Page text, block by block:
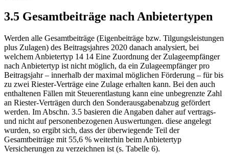
3.5 Gesamtbeiträge nach Anbietertypen
Werden alle Gesamtbeiträge (Eigenbeiträge bzw. Tilgungsleistungen
plus Zulagen) des Beitragsjahres 2020 danach analysiert, bei
welchem Anbietertyp 14 14 Eine Zuordnung der Zulageempfänger
nach Anbietertyp ist nicht möglich, da ein Zulageempfänger pro
Beitragsjahr – innerhalb der maximal möglichen Förderung – für bis
zu zwei Riester-Verträge eine Zulage erhalten kann. Bei den auch
enthaltenen Fällen mit Steuerentlastung kann eine unbegrenzte Zahl
an Riester-Verträgen durch den Sonderausgabenabzug gefördert
werden. Im Abschn. 3.5 basieren die Angaben daher auf vertrags-
und nicht auf personenbezogenen Auswertungen. diese angelegt
wurden, so ergibt sich, dass der überwiegende Teil der
Gesamtbeiträge mit 55,6 % weiterhin beim Anbietertyp
Versicherungen zu verzeichnen ist (s. Tabelle 6).